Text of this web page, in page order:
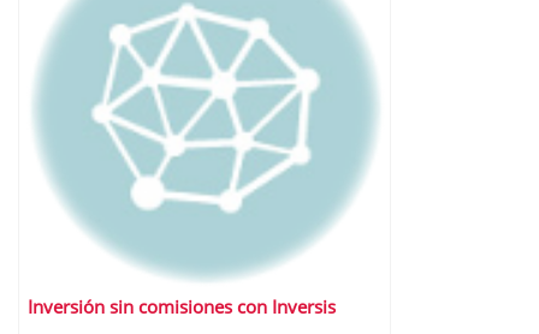
Inversión sin comisiones con Inversis